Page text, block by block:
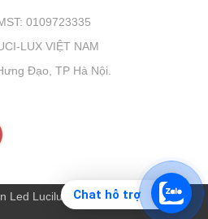
0109723335
LUX VIỆT NAM
Đạo, TP Hà Nội.
Led Lucilux
Chat hỗ trợ